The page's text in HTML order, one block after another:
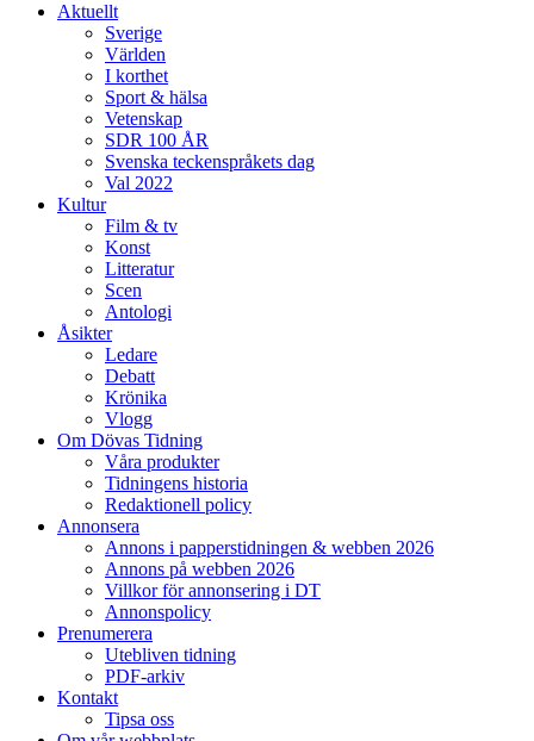
Aktuellt
Sverige
Världen
I korthet
Sport & hälsa
Vetenskap
SDR 100 ÅR
Svenska teckenspråkets dag
Val 2022
Kultur
Film & tv
Konst
Litteratur
Scen
Antologi
Åsikter
Ledare
Debatt
Krönika
Vlogg
Om Dövas Tidning
Våra produkter
Tidningens historia
Redaktionell policy
Annonsera
Annons i papperstidningen & webben 2026
Annons på webben 2026
Villkor för annonsering i DT
Annonspolicy
Prenumerera
Utebliven tidning
PDF-arkiv
Kontakt
Tipsa oss